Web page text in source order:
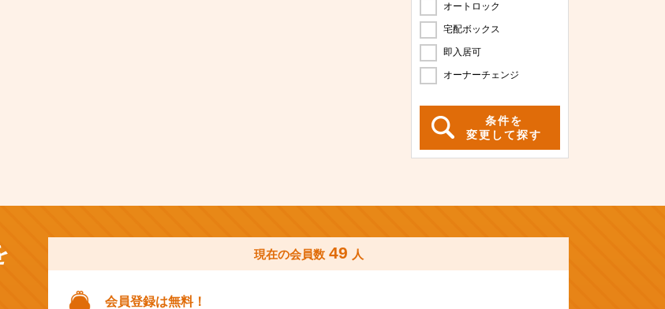
オートロック
宅配ボックス
即入居可
オーナーチェンジ
条件を
変更して探す
現在の会員数 49 人
会員登録は無料！